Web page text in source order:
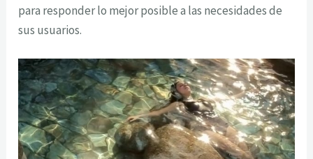
para responder lo mejor posible a las necesidades de
sus usuarios.